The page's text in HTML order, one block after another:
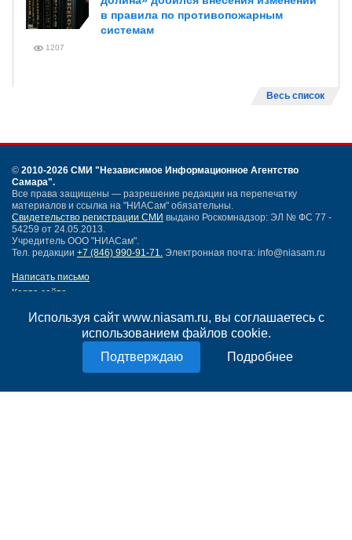
Используя сайт www.niasam.ru, вы соглашаетесь с
использованием файлов cookie.
Подробнее
в правила по противопожарным
системам
1207
Весь список
© 2010-2026 СМИ "Независимое Информационное Агентство
Самара".
Все права защищены — разрешение редакции на перепечатку
материалов и ссылка на "НИАСам" обязательны.
Свидетельство регистрации СМИ выдано Роскомнадзор: ЭЛ № ФС 77 -
54259 от 24.05.2013.
Учредитель ООО "НИАСам".
Тел. редакции +7 (846) 990-91-71. Электронная почта: info@niasam.ru
Написать письмо
Карта сайта
Политика конфиденциальности
Согласие на обработку персональных данных